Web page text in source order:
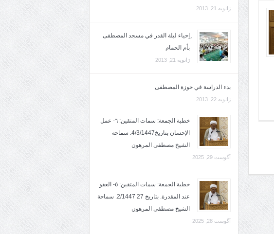
ژانویه 21, 2013
ِإحياء ليلة القدر في مسجد المصطفى
بأم الحمام
ژانویه 21, 2013
بدء الدراسة في حوزة المصطفى
ژانویه 22, 2013
خطبة الجمعة: سمات المتقين: ٦- عمل
الإحسان بتاريخ4/3/1447. سماحة
الشيخ مصطفى المرهون
آگوست 29, 2025
خطبة الجمعة: سمات المتقين: ٥- العفو
عند المقدرة. بتاريخ 27 2/1447. سماحة
الشيخ مصطفى المرهون
آگوست 28, 2025